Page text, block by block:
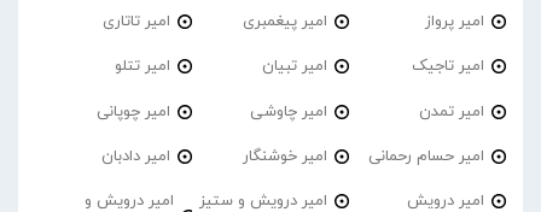
امیر پرواز امیر پیغمبری امیر تاتاری
امیر تاجیک امیر تبیان امیر تتلو
امیر تمدن امیر چاوشی امیر چوپانی
امیر حسام رحمانی امیر خوشنگار امیر دادبان
امیر درویش امیر درویش و ستیز
امیر درویش و